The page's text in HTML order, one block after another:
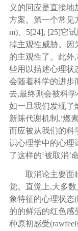
义的回应是直接地
方案。第一个常见
m)。 5[24], [25]它
掉主观性威胁。因
的主观性了。此外
些用以描述心理状
会随着科学的进步
去,最终则会被科学
如一旦我们发现了
新陈代谢机制,‘燃
而应被从我们的科
识心理学中的心理
了这样的‘被取消’
取消论主要面
觉。直觉上,大多
象特征的心理状态
的的鲜活的红色感
种原初感受